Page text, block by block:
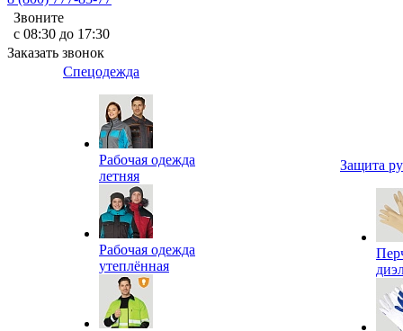
Звоните
с 08:30 до 17:30
Заказать звонок
Спецодежда
Рабочая одежда
летняя
Рабочая одежда
утеплённая
Защита